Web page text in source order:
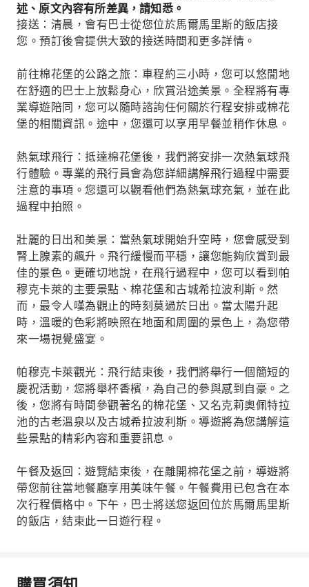
述、原文內容有所差異，請知悉。
接送：清晨，會有巴士從您位於馬爾馬里斯的飯店接
您。預訂後會提供大致的接送時間和更多詳情。
前往棉花堡的公路之旅：車程約三小時，您可以悠閒地
在舒適的巴士上放鬆身心，欣賞沿途美景。全程將有專
業導遊陪同，您可以隨時諮詢任何關於行程安排或棉花
堡的相關資訊。途中，您還可以享用早餐並稍作休息。
熱氣球飛行：抵達棉花堡後，我們將安排一次熱氣球飛
行體驗。專業的飛行員會為您詳細講解飛行過程中需要
注意的事項。您還可以觀看他們為熱氣球充氣，並在此
過程中拍照。
壯麗的日出和美景：當熱氣球開始升空時，您會感受到
腎上腺素的飆升。飛行緩慢而平穩，讓您能夠欣賞到最
佳的景色。更確切地說，在飛行過程中，您可以看到帕
穆克卡萊的主要景點、棉花堡和古城希拉波利斯。然
而，最令人嘆為觀止的時刻莫過於日出。當太陽升起
時，溫暖的色彩將映照在地面和周圍的景色上，為您帶
來一場視覺盛宴。
帕穆克卡萊觀光：飛行結束後，我們將舉行一個簡短的
慶祝活動，您將舉杯香檳，為自己的參與感到自豪。之
後，您將有時間參觀著名的棉花堡、又名克莉奧佩特拉
池的古老溫泉以及古城希拉波利斯。導遊將為您講解這
些景點的精彩內容和重要訊息。
午餐及返回：遊覽結束後，在離開棉花堡之前，導遊將
帶您前往當地餐廳享用美味午餐。午餐費用已包含在本
次行程價格中。下午，巴士將送您返回位於馬爾馬里斯
的飯店，結束此一日遊行程。